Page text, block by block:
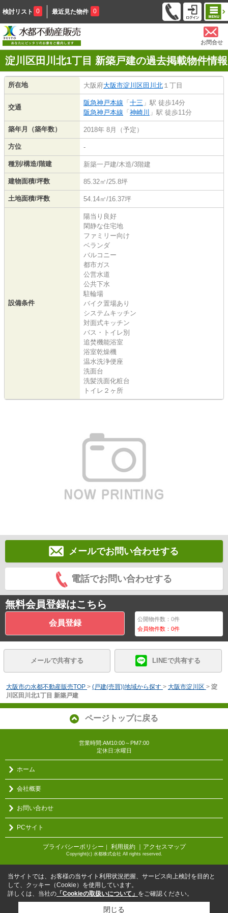
検討リスト 0 最近見た物件 0
お問合せ
淀川区田川北1丁目 新築戸建の過去掲載物件情報
所在地 大阪府大阪市淀川区田川北 １丁目
交通
阪急神戸本線 「 十三 」駅 徒歩14分
阪急神戸本線 「 神崎川 」駅 徒歩11分
築年月（築年数） 2018年 8月（予定）
方位 -
種別/構造/階建 新築一戸建/木造/3階建
建物面積/坪数 85.32㎡/25.8坪
土地面積/坪数 54.14㎡/16.37坪
設備条件
陽当り良好
閑静な住宅地
ファミリー向け
ベランダ
バルコニー
都市ガス
公営水道
公共下水
駐輪場
バイク置場あり
システムキッチン
対面式キッチン
バス・トイレ別
追焚機能浴室
浴室乾燥機
温水洗浄便座
洗面台
洗髪洗面化粧台
トイレ２ヶ所
メールでお問い合わせする
電話でお問い合わせする
無料会員登録はこちら
会員登録 公開物件数：0件
会員物件数：0件
メールで共有する LINEで共有する
大阪市の水都不動産販売TOP > (戸建(売買))地域から探す > 大阪市淀川区 > 淀
川区田川北1丁目 新築戸建
ページトップに戻る
営業時間:AM10:00～PM7:00
定休日:水曜日
ホーム
会社概要
お問い合わせ
PCサイト
プライバシーポリシー ｜ 利用規約 ｜アクセスマップ
Copyright(c) 水都株式会社 All rights reserved.
当サイトでは、お客様の当サイト利用状況把握、サービス向上検討を目的と
して、クッキー（Cookie）を使用しています。
詳しくは、当社の 「Cookieの取扱いについて」 をご確認ください。
閉じる